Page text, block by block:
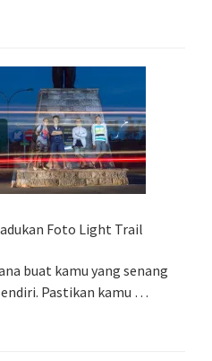
Foto Light Trail
buat kamu yang senang
Pastikan kamu …